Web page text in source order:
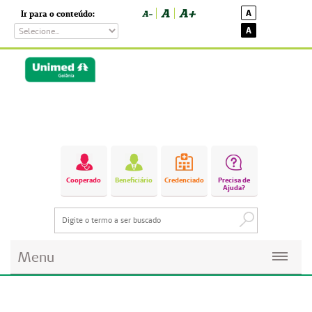
Ir para o conteúdo: A- A A+
A
A
Cooperado Beneficiário Credenciado
Precisa de
Ajuda?
Menu